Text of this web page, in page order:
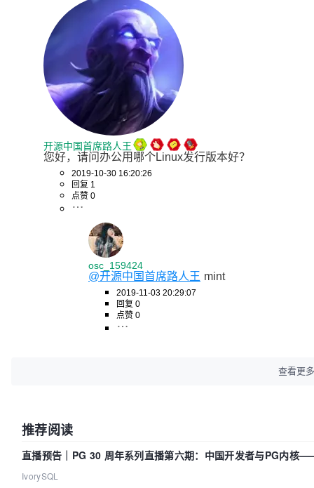
开源中国首席路人王
您好，请问办公用哪个Linux发行版本好？
2019-10-30 16:20:26
回复 1
点赞 0
osc_159424
@开源中国首席路人王 mint
2019-11-03 20:29:07
回复 0
点赞 0
查看更
推荐阅读
直播预告｜PG 30 周年系列直播第六期：中国开发者与PG内核
IvorySQL